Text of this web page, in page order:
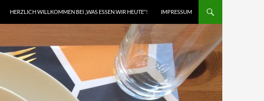
HERZLICH WILLKOMMEN BEI „WAS ESSEN WIR HEUTE“! IMPRESSUM